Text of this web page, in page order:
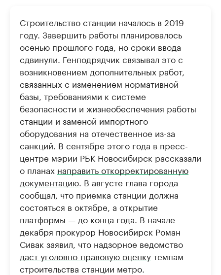
Строительство станции началось в 2019
году. Завершить работы планировалось
осенью прошлого года, но сроки ввода
сдвинули. Генподрядчик связывал это с
возникновением дополнительных работ,
связанных с изменением нормативной
базы, требованиями к системе
безопасности и жизнеобеспечения работы
станции и заменой импортного
оборудования на отечественное из-за
санкций. В сентябре этого года в пресс-
центре мэрии РБК Новосибирск рассказали
о планах направить откорректированную
документацию . В августе глава города
сообщал, что приемка станции должна
состояться в октябре, а открытие
платформы — до конца года. В начале
декабря прокурор Новосибирск Роман
Сивак заявил, что надзорное ведомство
даст уголовно-правовую оценкутемпам
строительства станции метро.